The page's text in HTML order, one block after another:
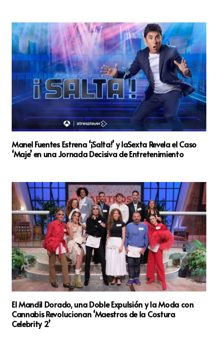
Manel Fuentes Estrena ‘¡Salta!’ y laSexta Revela el Caso
‘Maje’ en una Jornada Decisiva de Entretenimiento
El Mandil Dorado, una Doble Expulsión y la Moda con
Cannabis Revolucionan ‘Maestros de la Costura
Celebrity 2’